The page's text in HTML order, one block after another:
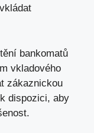
bankomatů
vkladového
zákaznickou
dispozici, aby